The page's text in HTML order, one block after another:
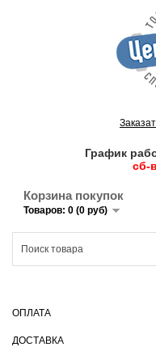
График
сб-
Корзина покупок
Товаров: 0 (0 руб)
ОПЛАТА
ДОСТАВКА